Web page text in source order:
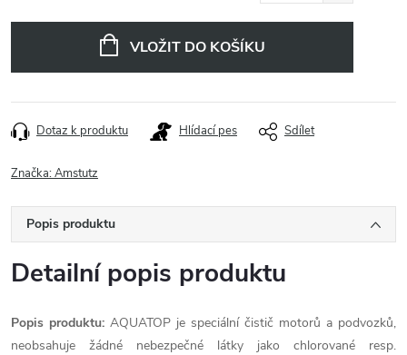
VLOŽIT DO KOŠÍKU
Dotaz k produktu Hlídací pes Sdílet
Značka:Amstutz
Popis produktu
Detailní popis produktu
Popis produktu: AQUATOP je speciální čistič motorů a podvozků,
neobsahuje žádné nebezpečné látky jako chlorované resp.